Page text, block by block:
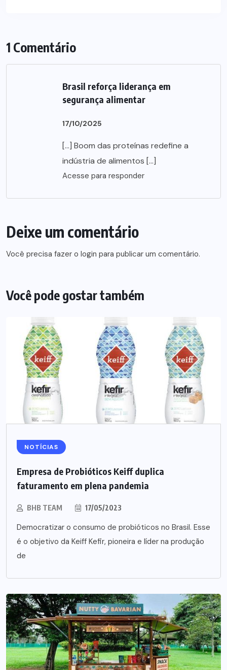
1 Comentário
Brasil reforça liderança em
segurança alimentar
17/10/2025
[…] Boom das proteínas redefine a
indústria de alimentos […]
Acesse para responder
Deixe um comentário
Você precisa fazer o login para publicar um comentário.
Você pode gostar também
NOTÍCIAS
Empresa de Probióticos Keiff duplica
faturamento em plena pandemia
BHB TEAM 17/05/2023
Democratizar o consumo de probióticos no Brasil. Esse
é o objetivo da Keiff Kefir, pioneira e líder na produção
de